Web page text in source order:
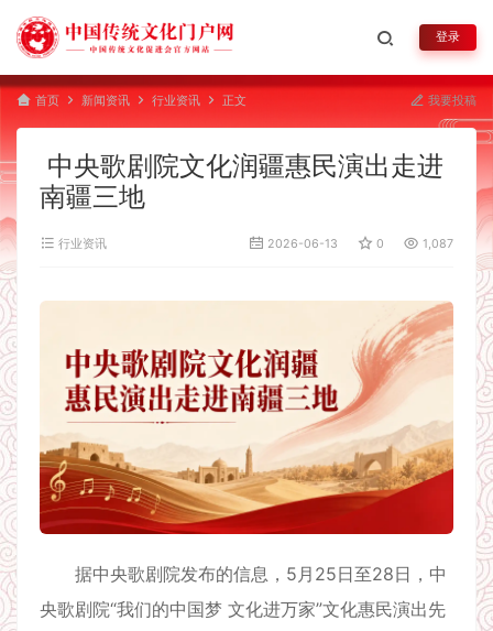
登录
首页 新闻资讯 行业资讯 正文 我要投稿
中央歌剧院文化润疆惠民演出走进
南疆三地
行业资讯 2026-06-13 0 1,087
据中央歌剧院发布的信息，5月25日至28日，中
央歌剧院“我们的中国梦 文化进万家”文化惠民演出先